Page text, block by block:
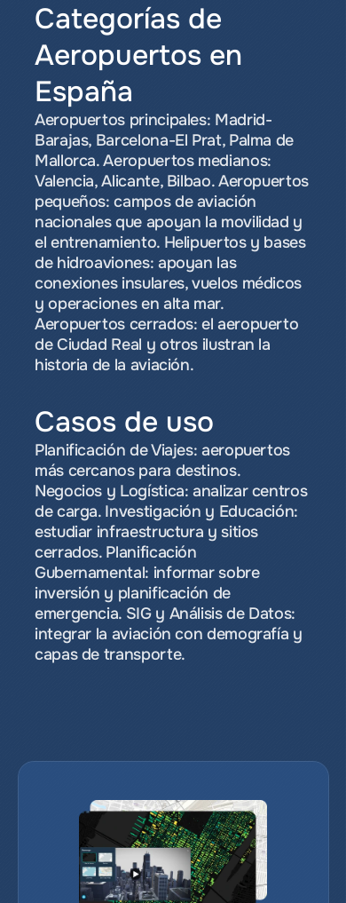
Categorías de
Aeropuertos en
España
Aeropuertos principales: Madrid-
Barajas, Barcelona-El Prat, Palma de
Mallorca. Aeropuertos medianos:
Valencia, Alicante, Bilbao. Aeropuertos
pequeños: campos de aviación
nacionales que apoyan la movilidad y
el entrenamiento. Helipuertos y bases
de hidroaviones: apoyan las
conexiones insulares, vuelos médicos
y operaciones en alta mar.
Aeropuertos cerrados: el aeropuerto
de Ciudad Real y otros ilustran la
historia de la aviación.
Casos de uso
Planificación de Viajes: aeropuertos
más cercanos para destinos.
Negocios y Logística: analizar centros
de carga. Investigación y Educación:
estudiar infraestructura y sitios
cerrados. Planificación
Gubernamental: informar sobre
inversión y planificación de
emergencia. SIG y Análisis de Datos:
integrar la aviación con demografía y
capas de transporte.